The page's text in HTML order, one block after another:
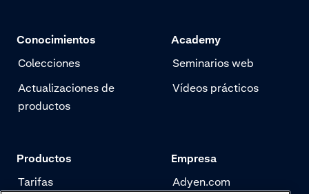
Conocimientos
Colecciones
Actualizaciones de
productos
Academy
Seminarios web
Vídeos prácticos
Productos
Tarifas
Empresa
Adyen.com